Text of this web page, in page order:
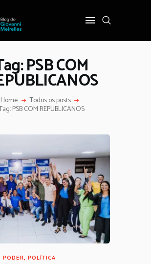
PSB COM
Home Todos os posts
PSB COM REPUBLICANOS
PODER, POLÍTICA